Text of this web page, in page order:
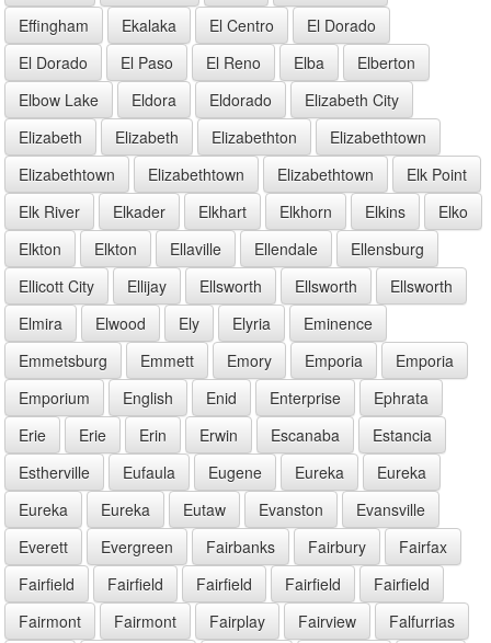
Effingham
Ekalaka El Centro
El Dorado
El Dorado
El Paso El Reno Elba
Elberton
Elbow Lake
Eldora Eldorado
Elizabeth City
Elizabeth
Elizabeth Elizabethton
Elizabethtown
Elizabethtown
Elizabethtown Elizabethtown
Elk Point
Elk River
Elkader Elkhart Elkhorn Elkins
Elko
Elkton
Elkton Ellaville Ellendale
Ellensburg
Ellicott City
Ellijay Ellsworth Ellsworth
Ellsworth
Elmira
Elwood Ely Elyria
Eminence
Emmetsburg
Emmett Emory Emporia
Emporia
Emporium
English Enid Enterprise
Ephrata
Erie
Erie Erin Erwin Escanaba
Estancia
Estherville
Eufaula Eugene Eureka
Eureka
Eureka
Eureka Eutaw Evanston
Evansville
Everett
Evergreen Fairbanks Fairbury
Fairfax
Fairfield
Fairfield Fairfield Fairfield
Fairfield
Fairmont
Fairmont Fairplay Fairview Falfurrias